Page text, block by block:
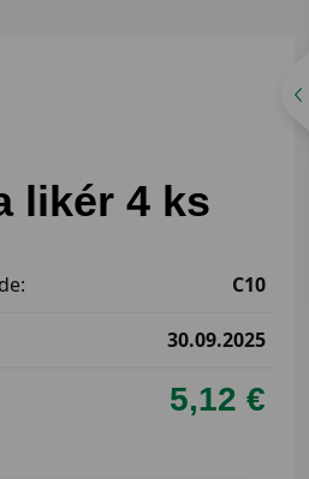
likér 4 ks
C10
30.09.2025
5,12 €